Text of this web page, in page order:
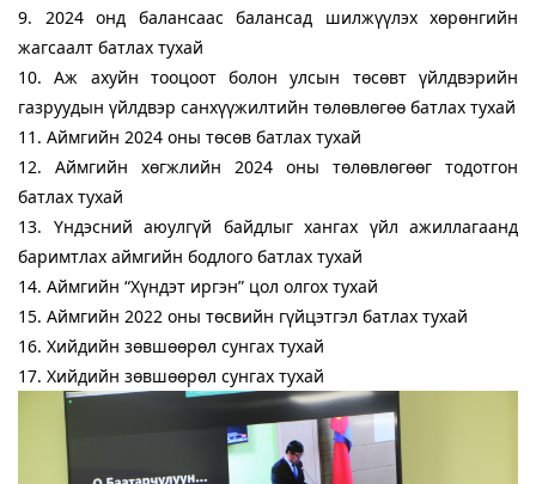
9. 2024 онд балансаас балансад шилжүүлэх хөрөнгийн
жагсаалт батлах тухай
10. Аж ахуйн тооцоот болон улсын төсөвт үйлдвэрийн
газруудын үйлдвэр санхүүжилтийн төлөвлөгөө батлах тухай
11. Аймгийн 2024 оны төсөв батлах тухай
12. Аймгийн хөгжлийн 2024 оны төлөвлөгөөг тодотгон
батлах тухай
13. Үндэсний аюулгүй байдлыг хангах үйл ажиллагаанд
баримтлах аймгийн бодлого батлах тухай
14. Аймгийн “Хүндэт иргэн” цол олгох тухай
15. Аймгийн 2022 оны төсвийн гүйцэтгэл батлах тухай
16. Хийдийн зөвшөөрөл сунгах тухай
17. Хийдийн зөвшөөрөл сунгах тухай